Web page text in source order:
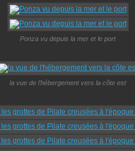
Ponza vu depuis la mer et le port
la vue de l'hébergement vers la côte est